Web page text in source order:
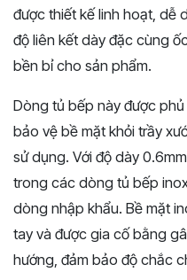
được thiết kế linh hoạt, dễ
độ liên kết dày đặc cùng
bền bỉ cho sản phẩm.
Dòng tủ bếp này được
bảo vệ bề mặt khỏi trầy
sử dụng. Với độ dày
trong các dòng tủ bếp
dòng nhập khẩu. Bề mặt
tay và được gia cố bằng
hướng, đảm bảo độ chắc